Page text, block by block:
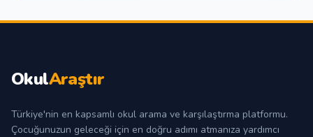
OkulAraştır
Türkiye'nin en kapsamlı okul arama ve karşılaştırma platformu.
Çocuğunuzun geleceği için en doğru adımı atmanıza yardımcı